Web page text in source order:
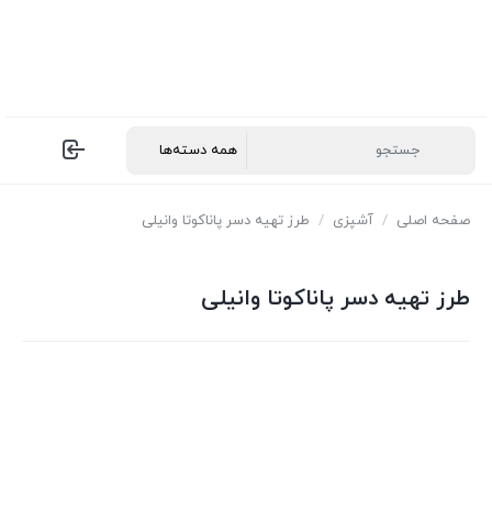
صفحه اصلی / آشپزی / طرز تهیه دسر پاناکوتا وانیلی
طرز تهیه دسر پاناکوتا وانیلی